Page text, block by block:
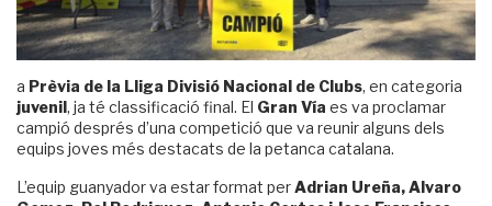
a Prèvia de la Lliga Divisió Nacional de Clubs, en categoria
juvenil, ja té classificació final. El Gran Vía es va proclamar
campió després d’una competició que va reunir alguns dels
equips joves més destacats de la petanca catalana.
L’equip guanyador va estar format perAdrian Ureña, Alvaro